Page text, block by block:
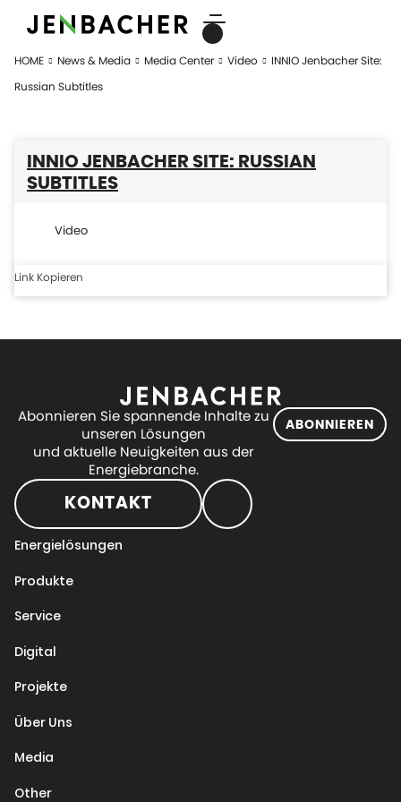
HOME News & Media Media Center Video
INNIO Jenbacher Site:
Russian Subtitles
INNIO JENBACHER SITE: RUSSIAN
SUBTITLES
Video
Link Kopieren
Abonnieren Sie spannende Inhalte zu
unseren Lösungen
und aktuelle Neuigkeiten aus der
Energiebranche.
ABONNIEREN
KONTAKT
Energielösungen
Produkte
Service
Digital
Projekte
Über Uns
Media
Other